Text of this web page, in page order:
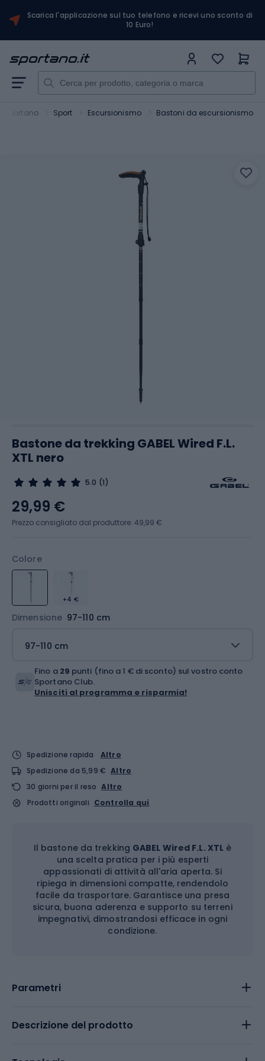
Scarica l'applicazione sul tuo telefono e ricevi uno sconto di
10 Euro!
Sportano Sport Escursionismo Bastoni da escursionismo
Bastone da trekking GABEL Wired F.L.
XTL nero
5.0 (1)
Colore
+4 €
Dimensione 97-110 cm
97-110 cm
29,99 €
Prezzo consigliato dal produttore: 49,99 €
Fino a 29 punti (fino a 1 € di sconto) sul vostro conto
Sportano Club.
Unisciti al programma e risparmia!
Spedizione rapida
Altro
Spedizione da 5,99 € Altro
30 giorni per il reso Altro
Prodotti originali Controlla qui
Il bastone da trekking GABEL Wired F.L. XTL è
una scelta pratica per i più esperti
appassionati di attività all'aria aperta. Si
ripiega in dimensioni compatte, rendendolo
facile da trasportare. Garantisce una presa
sicura, buona aderenza e supporto su terreni
impegnativi, dimostrandosi efficace in ogni
condizione.
Parametri
Descrizione del prodotto